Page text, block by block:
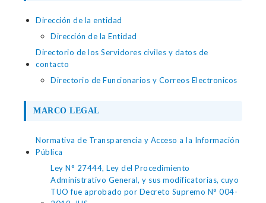
Dirección de la entidad
Dirección de la Entidad
Directorio de los Servidores civiles y datos de
contacto
Directorio de Funcionarios y Correos Electronicos
MARCO LEGAL
Normativa de Transparencia y Acceso a la Información
Pública
Ley N° 27444, Ley del Procedimiento
Administrativo General, y sus modificatorias, cuyo
TUO fue aprobado por Decreto Supremo N° 004-